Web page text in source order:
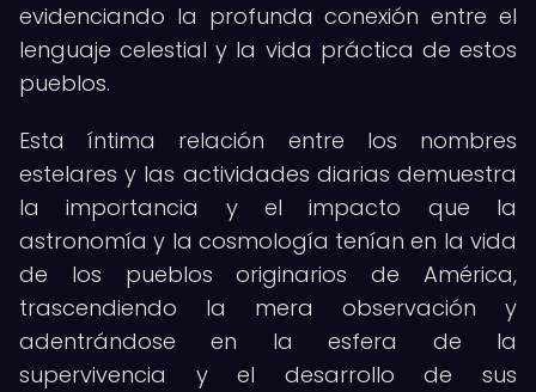
evidenciando la profunda conexión entre el
lenguaje celestial y la vida práctica de estos
pueblos.
Esta íntima relación entre los nombres
estelares y las actividades diarias demuestra
la importancia y el impacto que la
astronomía y la cosmología tenían en la vida
de los pueblos originarios de América,
trascendiendo la mera observación y
adentrándose en la esfera de la
supervivencia y el desarrollo de sus